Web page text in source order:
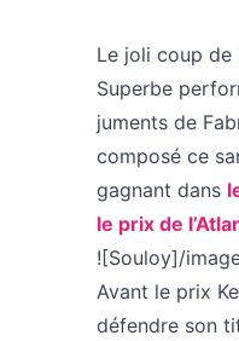
Le joli coup de
Superbe
juments de
composé ce
gagnant dans
le prix de
![Souloy]/
Avant le prix
défendre son